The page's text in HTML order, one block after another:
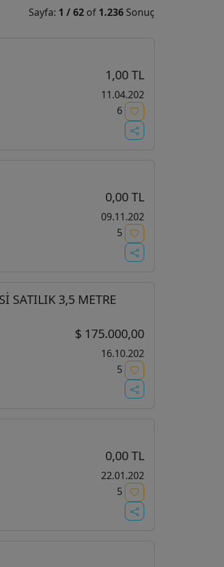
Sayfa: 1 /62 of 1.236 Sonuç
1,00 TL
11.04.202
6
0,00 TL
09.11.202
5
SATILIK 3,5 METRE
$ 175.000,00
16.10.202
5
0,00 TL
22.01.202
5